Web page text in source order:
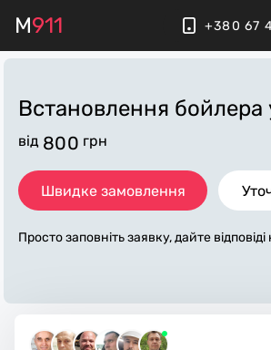
M911 +380 67
Встановлення бойлера
від 800 грн
Швидке замовлення
Просто заповніть заявку, дайте відповіді
питання по «встановлення бойлера».
Виконавці стежать за чистотою та